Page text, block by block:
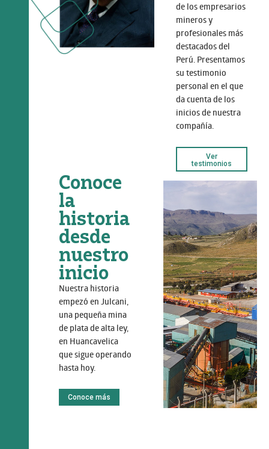
de los empresarios
mineros y
profesionales más
destacados del
Perú. Presentamos
su testimonio
personal en el que
da cuenta de los
inicios de nuestra
compañía.
Ver
testimonios
Conoce
la
historia
desde
nuestro
inicio
Nuestra historia
empezó en Julcani,
una pequeña mina
de plata de alta ley,
en Huancavelica
que sigue operando
hasta hoy.
Conoce más